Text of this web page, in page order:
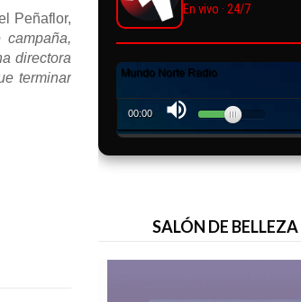
Peñaflor,
directora
terminar
En vivo · 24/7
SALÓN DE